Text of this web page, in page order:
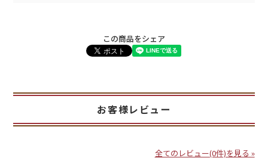
この商品をシェア
お客様レビュー
全てのレビュー(0件)を見る »